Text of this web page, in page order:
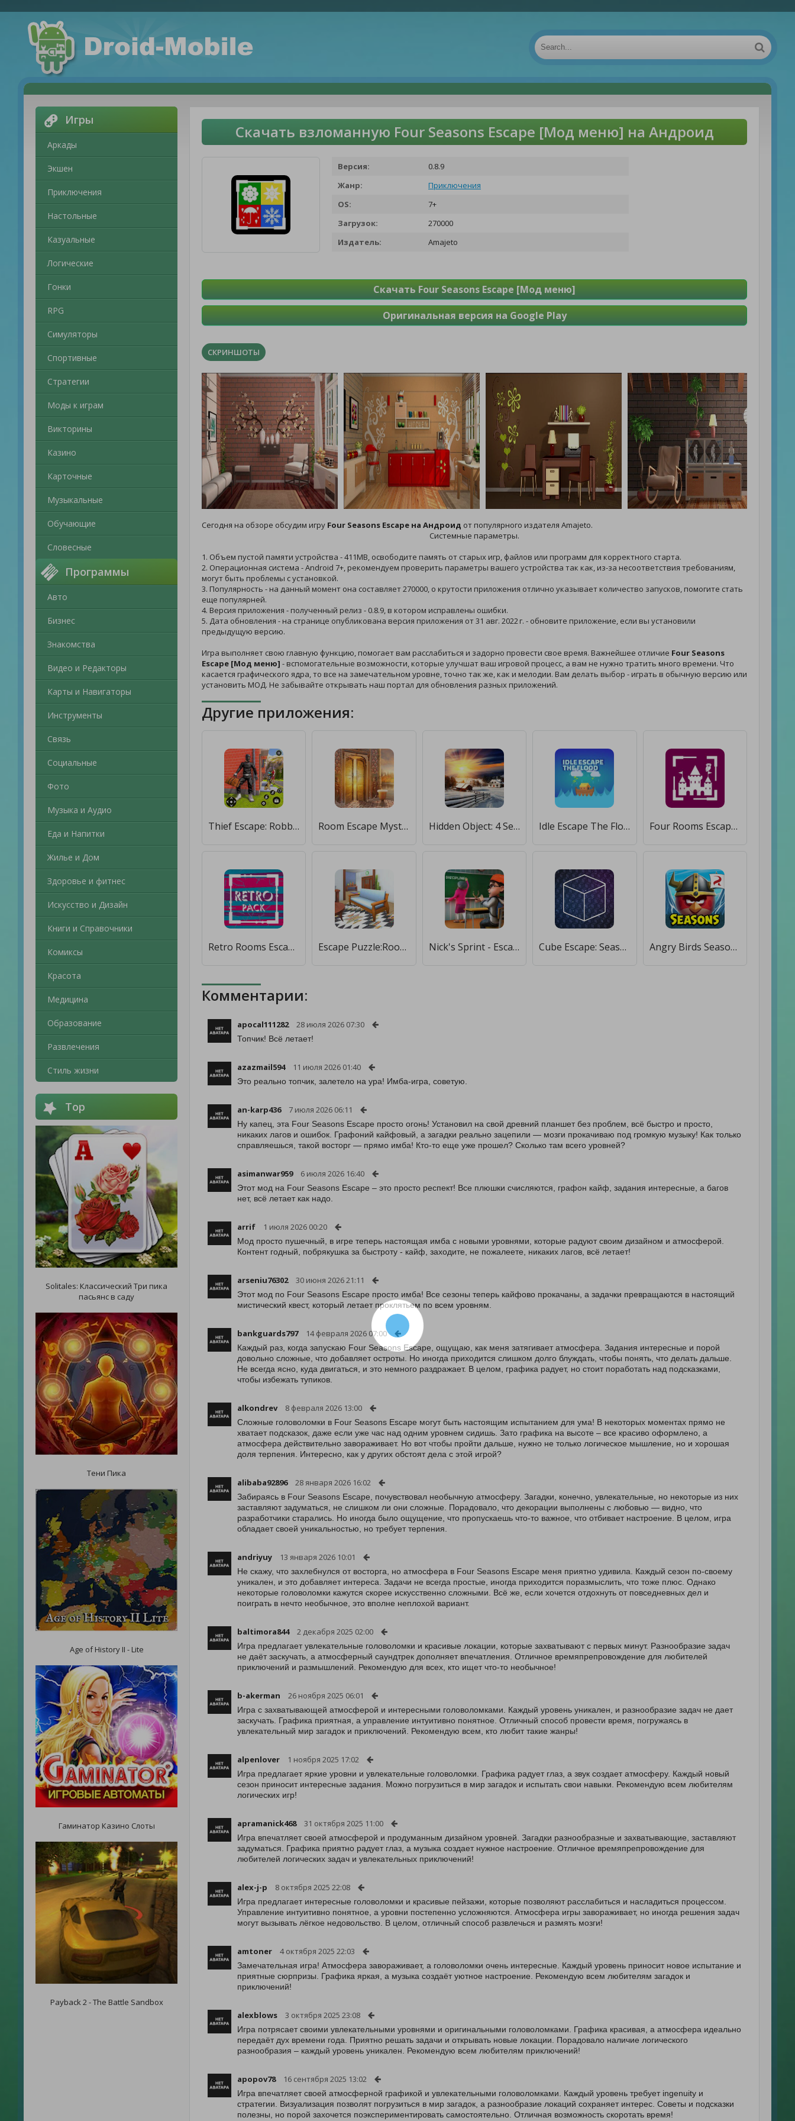
Игры
Аркады
Экшен
Приключения
Настольные
Казуальные
Логические
Гонки
RPG
Симуляторы
Спортивные
Стратегии
Моды к играм
Викторины
Казино
Карточные
Музыкальные
Обучающие
Словесные
Программы
Авто
Бизнес
Знакомства
Видео и Редакторы
Карты и Навигаторы
Инструменты
Связь
Социальные
Фото
Музыка и Аудио
Еда и Напитки
Жилье и Дом
Здоровье и фитнес
Искусство и Дизайн
Книги и Справочники
Комиксы
Красота
Медицина
Образование
Развлечения
Стиль жизни
Top
Solitales: Классический Три пика
пасьянс в саду
Тени Пика
Age of History II - Lite
Гаминатор Казино Слоты
Payback 2 - The Battle Sandbox
Скачать взломанную Four Seasons Escape [Мод меню] на Андроид
Версия:
0.8.9
Жанр:
Приключения
OS:
7+
Загрузок:
270000
Издатель:
Amajeto
Скачать Four Seasons Escape [Мод меню]
Оригинальная версия на Google Play
СКРИНШОТЫ
Сегодня на обзоре обсудим игру Four Seasons Escape на Андроид от популярного издателя Amajeto.
Системные параметры.
1. Объем пустой памяти устройства - 411MB, освободите память от старых игр, файлов или программ для корректного старта.
2. Операционная система - Android 7+, рекомендуем проверить параметры вашего устройства так как, из-за несоответствия требованиям,
могут быть проблемы с установкой.
3. Популярность - на данный момент она составляет 270000, о крутости приложения отлично указывает количество запусков, помогите стать
еще популярней.
4. Версия приложения - полученный релиз - 0.8.9, в котором исправлены ошибки.
5. Дата обновления - на странице опубликована версия приложения от 31 авг. 2022 г. - обновите приложение, если вы установили
предыдущую версию.
Игра выполняет свою главную функцию, помогает вам расслабиться и задорно провести свое время. Важнейшее отличие Four Seasons
Escape [Мод меню] - вспомогательные возможности, которые улучшат ваш игровой процесс, а вам не нужно тратить много времени. Что
касается графического ядра, то все на замечательном уровне, точно так же, как и мелодии. Вам делать выбор - играть в обычную версию или
установить МОД. Не забывайте открывать наш портал для обновления разных приложений.
Другие приложения:
Thief Escape: Robbery Game [Мод меню] Room Escape Mystery Quest [Мод меню] Hidden Object: 4 Seasons [Бесплатные покупки] Idle Escape The Flood [Много монет] Four Rooms Escape 3 [Мод меню]
Retro Rooms Escape [Мод меню] Escape Puzzle:Room with a lamp [Мод меню] Nick's Sprint - Escape Miss T [Мод меню] Cube Escape: Seasons [Мод меню] Angry Birds Seasons [Мод меню]
Комментарии:
apocal111282 28 июля 2026 07:30
Топчик! Всё летает!
azazmail594 11 июля 2026 01:40
Это реально топчик, залетело на ура! Имба-игра, советую.
an-karp436 7 июля 2026 06:11
Ну капец, эта Four Seasons Escape просто огонь! Установил на свой древний планшет без проблем, всё быстро и просто,
никаких лагов и ошибок. Графоний кайфовый, а загадки реально зацепили — мозги прокачиваю под громкую музыку! Как только
справляешься, такой восторг — прямо имба! Кто-то еще уже прошел? Сколько там всего уровней?
asimanwar959 6 июля 2026 16:40
Этот мод на Four Seasons Escape – это просто респект! Все плюшки счисляются, графон кайф, задания интересные, а багов
нет, всё летает как надо.
arrif 1 июля 2026 00:20
Мод просто пушечный, в игре теперь настоящая имба с новыми уровнями, которые радуют своим дизайном и атмосферой.
Контент годный, побрякушка за быстроту - кайф, заходите, не пожалеете, никаких лагов, всё летает!
arseniu76302 30 июня 2026 21:11
Этот мод по Four Seasons Escape просто имба! Все сезоны теперь кайфово прокачаны, а задачки превращаются в настоящий
мистический квест, который летает проклятьем по всем уровням.
bankguards797 14 февраля 2026 07:00
Каждый раз, когда запускаю Four Seasons Escape, ощущаю, как меня затягивает атмосфера. Задания интересные и порой
довольно сложные, что добавляет остроты. Но иногда приходится слишком долго блуждать, чтобы понять, что делать дальше.
Не всегда ясно, куда двигаться, и это немного раздражает. В целом, графика радует, но стоит поработать над подсказками,
чтобы избежать тупиков.
alkondrev 8 февраля 2026 13:00
Сложные головоломки в Four Seasons Escape могут быть настоящим испытанием для ума! В некоторых моментах прямо не
хватает подсказок, даже если уже час над одним уровнем сидишь. Зато графика на высоте – все красиво оформлено, а
атмосфера действительно завораживает. Но вот чтобы пройти дальше, нужно не только логическое мышление, но и хорошая
доля терпения. Интересно, как у других обстоят дела с этой игрой?
alibaba92896 28 января 2026 16:02
Забираясь в Four Seasons Escape, почувствовал необычную атмосферу. Загадки, конечно, увлекательные, но некоторые из них
заставляют задуматься, не слишком ли они сложные. Порадовало, что декорации выполнены с любовью — видно, что
разработчики старались. Но иногда было ощущение, что пропускаешь что-то важное, что отбивает настроение. В целом, игра
обладает своей уникальностью, но требует терпения.
andriyuy 13 января 2026 10:01
Не скажу, что захлебнулся от восторга, но атмосфера в Four Seasons Escape меня приятно удивила. Каждый сезон по-своему
уникален, и это добавляет интереса. Задачи не всегда простые, иногда приходится поразмыслить, что тоже плюс. Однако
некоторые головоломки кажутся скорее искусственно сложными. Всё же, если хочется отдохнуть от повседневных дел и
поиграть в нечто необычное, это вполне неплохой вариант.
baltimora844 2 декабря 2025 02:00
Игра предлагает увлекательные головоломки и красивые локации, которые захватывают с первых минут. Разнообразие задач
не даёт заскучать, а атмосферный саундтрек дополняет впечатления. Отличное времяпрепровождение для любителей
приключений и размышлений. Рекомендую для всех, кто ищет что-то необычное!
b-akerman 26 ноября 2025 06:01
Игра с захватывающей атмосферой и интересными головоломками. Каждый уровень уникален, и разнообразие задач не дает
заскучать. Графика приятная, а управление интуитивно понятное. Отличный способ провести время, погружаясь в
увлекательный мир загадок и приключений. Рекомендую всем, кто любит такие жанры!
alpenlover 1 ноября 2025 17:02
Игра предлагает яркие уровни и увлекательные головоломки. Графика радует глаз, а звук создает атмосферу. Каждый новый
сезон приносит интересные задания. Можно погрузиться в мир загадок и испытать свои навыки. Рекомендую всем любителям
логических игр!
apramanick468 31 октября 2025 11:00
Игра впечатляет своей атмосферой и продуманным дизайном уровней. Загадки разнообразные и захватывающие, заставляют
задуматься. Графика приятно радует глаз, а музыка создает нужное настроение. Отличное времяпрепровождение для
любителей логических задач и увлекательных приключений!
alex-j-p 8 октября 2025 22:08
Игра предлагает интересные головоломки и красивые пейзажи, которые позволяют расслабиться и насладиться процессом.
Управление интуитивно понятное, а уровни постепенно усложняются. Атмосфера игры завораживает, но иногда решения задач
могут вызывать лёгкое недовольство. В целом, отличный способ развлечься и размять мозги!
amtoner 4 октября 2025 22:03
Замечательная игра! Атмосфера завораживает, а головоломки очень интересные. Каждый уровень приносит новое испытание и
приятные сюрпризы. Графика яркая, а музыка создаёт уютное настроение. Рекомендую всем любителям загадок и
приключений!
alexblows 3 октября 2025 23:08
Игра потрясает своими увлекательными уровнями и оригинальными головоломками. Графика красивая, а атмосфера идеально
передаёт дух времени года. Приятно решать задачи и открывать новые локации. Порадовало наличие логического
разнообразия – каждый уровень уникален. Рекомендую всем любителям приключений!
apopov78 16 сентября 2025 13:02
Игра впечатляет своей атмосферной графикой и увлекательными головоломками. Каждый уровень требует ingenuity и
стратегии. Визуализация позволят погрузиться в мир загадок, а разнообразие локаций сохраняет интерес. Советы и подсказки
полезны, но порой захочется поэкспериментировать самостоятельно. Отличная возможность скоротать время!